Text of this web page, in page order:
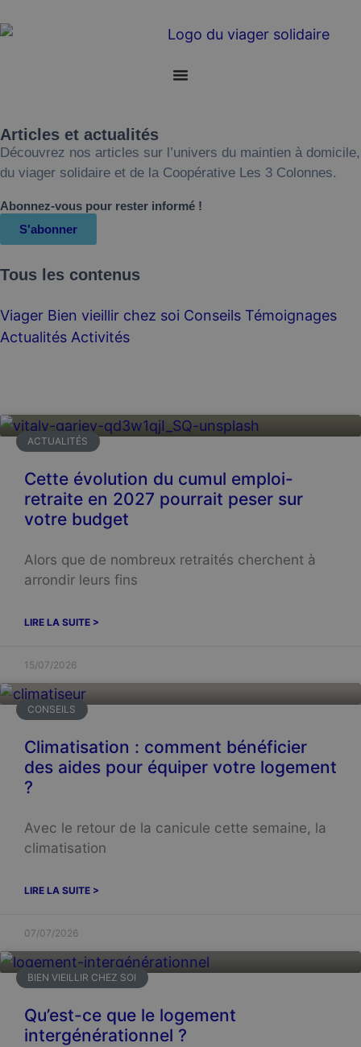
Articles et actualités
Découvrez nos articles sur l’univers du maintien à domicile,
du viager solidaire et de la Coopérative Les 3 Colonnes.
Abonnez-vous pour rester informé !
S'abonner
Tous les contenus
Viager Bien vieillir chez soi Conseils Témoignages
Actualités Activités
ACTUALITÉS
Cette évolution du cumul emploi-
retraite en 2027 pourrait peser sur
votre budget
Alors que de nombreux retraités cherchent à
arrondir leurs fins
LIRE LA SUITE >
15/07/2026
CONSEILS
Climatisation : comment bénéficier
des aides pour équiper votre logement
?
Avec le retour de la canicule cette semaine, la
climatisation
LIRE LA SUITE >
07/07/2026
BIEN VIEILLIR CHEZ SOI
Qu’est-ce que le logement
intergénérationnel ?